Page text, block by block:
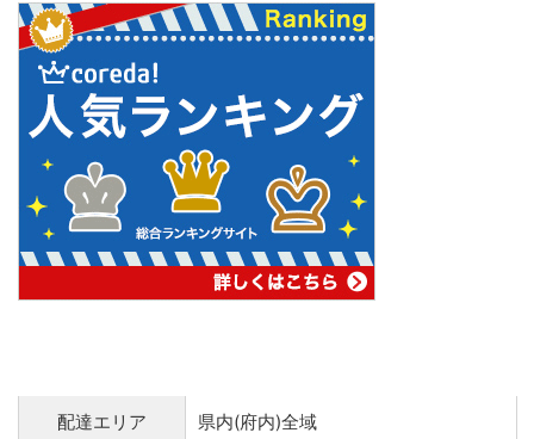
配達エリア 県内(府内)全域